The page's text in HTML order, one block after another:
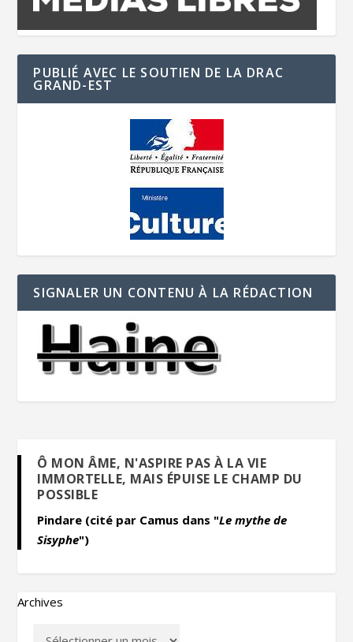
PUBLIÉ AVEC LE SOUTIEN DE LA DRAC
GRAND-EST
SIGNALER UN CONTENU À LA RÉDACTION
Ô MON ÂME, N'ASPIRE PAS À LA VIE
IMMORTELLE, MAIS ÉPUISE LE CHAMP DU
POSSIBLE
Pindare (cité par Camus dans "Le mythe de
Sisyphe")
Archives